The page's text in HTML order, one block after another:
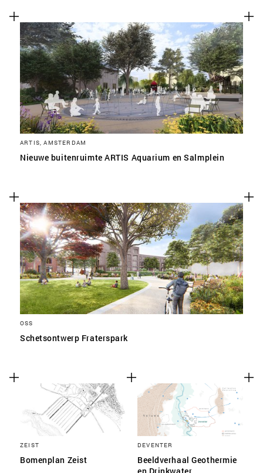
ARTIS, AMSTERDAM
Nieuwe buitenruimte ARTIS Aquarium en Salmplein
OSS
Schetsontwerp Fraterspark
ZEIST
Bomenplan Zeist
DEVENTER
Beeldverhaal Geothermie